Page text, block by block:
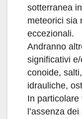
sotterranea
meteorici sia
eccezionali.
Andranno
significativi
conoide,
idrauliche,
In
l’assenza